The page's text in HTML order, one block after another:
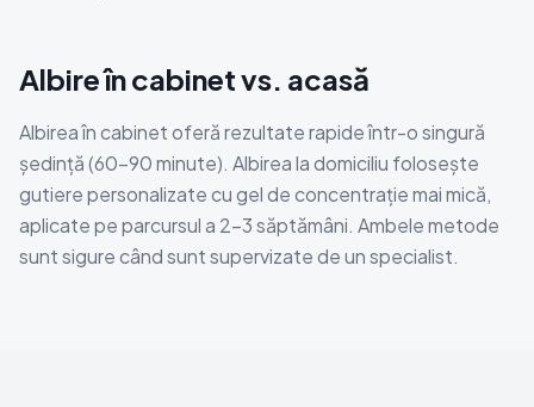
Albire în cabinet vs. acasă
Albirea în cabinet oferă rezultate rapide într-o singură
ședință (60-90 minute). Albirea la domiciliu folosește
gutiere personalizate cu gel de concentrație mai mică,
aplicate pe parcursul a 2-3 săptămâni. Ambele metode
sunt sigure când sunt supervizate de un specialist.